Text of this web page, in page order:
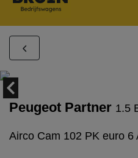
Peugeot Partner 1.5
Airco Cam 102 PK euro 6